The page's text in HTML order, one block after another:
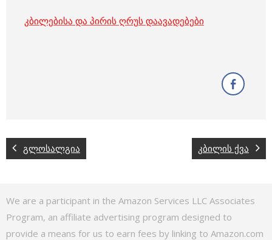
კბილებისა და პირის ღრუს დაავადებები
გლოსალგია კბილის ქვა
We are a participant in the Amazon Services LLC Associates
Program, an affiliate advertising program designed to
provide a means for us to earn fees by linking to Amazon.com